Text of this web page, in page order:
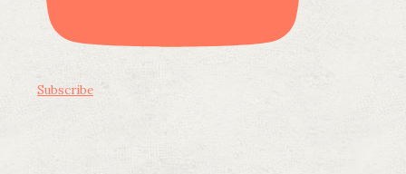
Subscribe